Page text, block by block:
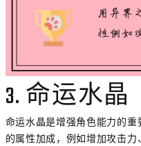
3. 命运水晶
命运水晶是增强角色能力的
的属性加成，例如增加攻击